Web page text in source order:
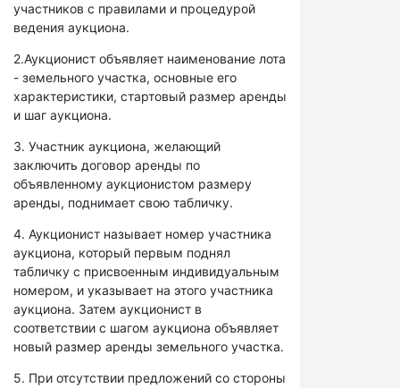
участников с правилами и процедурой
ведения аукциона.
2.Аукционист объявляет наименование лота
- земельного участка, основные его
характеристики, стартовый размер аренды
и шаг аукциона.
3. Участник аукциона, желающий
заключить договор аренды по
объявленному аукционистом размеру
аренды, поднимает свою табличку.
4. Аукционист называет номер участника
аукциона, который первым поднял
табличку с присвоенным индивидуальным
номером, и указывает на этого участника
аукциона. Затем аукционист в
соответствии с шагом аукциона объявляет
новый размер аренды земельного участка.
5. При отсутствии предложений со стороны